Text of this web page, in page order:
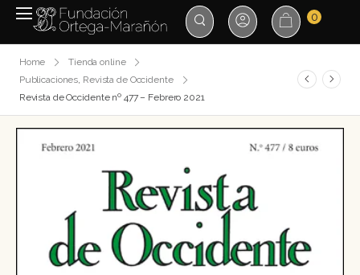
0
Home
Tienda online
Publicaciones Revista de Occidente
Revista de Occidente nº 477 – Febrero 2021